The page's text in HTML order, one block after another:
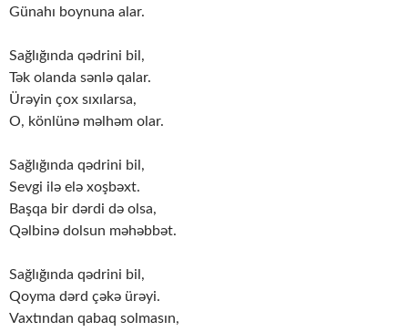
Günahı boynuna alar.
Sağlığında qədrini bil,
Tək olanda sənlə qalar.
Ürəyin çox sıxılarsa,
O, könlünə məlhəm olar.
Sağlığında qədrini bil,
Sevgi ilə elə xoşbəxt.
Başqa bir dərdi də olsa,
Qəlbinə dolsun məhəbbət.
Sağlığında qədrini bil,
Qoyma dərd çəkə ürəyi.
Vaxtından qabaq solmasın,